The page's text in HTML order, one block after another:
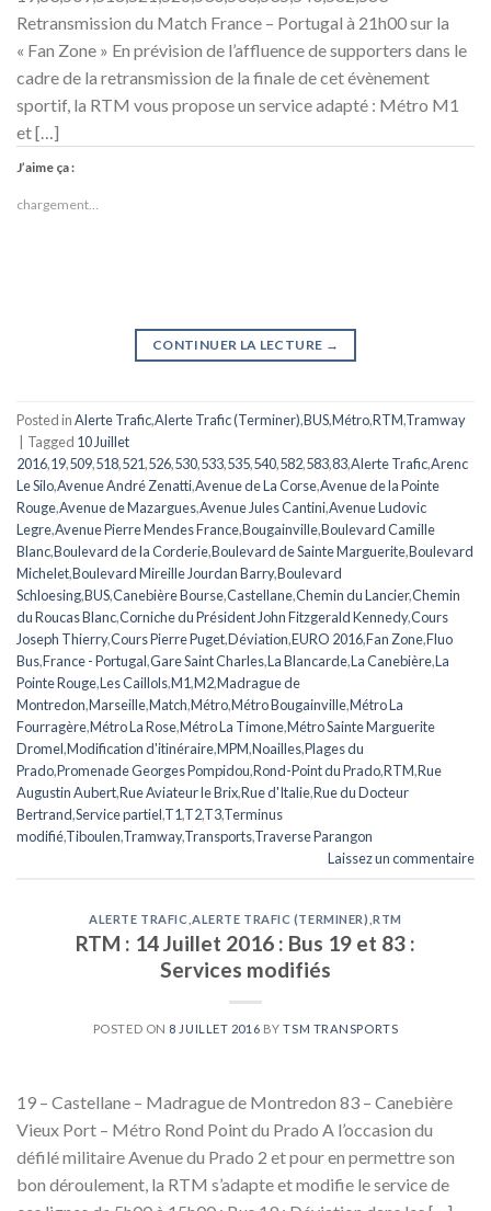
Retransmission du Match France – Portugal à 21h00 sur la
« Fan Zone » En prévision de l’affluence de supporters dans le
cadre de la retransmission de la finale de cet évènement
sportif, la RTM vous propose un service adapté : Métro M1
et […]
J’aime ça :
chargement…
CONTINUER LA LECTURE →
Posted inAlerte Trafic,Alerte Trafic (Terminer),BUS,Métro,RTM,Tramway
Tagged 10 Juillet
2016,19,509,518,521,526,530,533,535,540,582,583,83,Alerte Trafic,Arenc
Le Silo,Avenue André Zenatti,Avenue de La Corse,Avenue de la Pointe
Rouge,Avenue de Mazargues,Avenue Jules Cantini,Avenue Ludovic
Legre,Avenue Pierre Mendes France,Bougainville,Boulevard Camille
Blanc,Boulevard de la Corderie,Boulevard de Sainte Marguerite,Boulevard
Michelet,Boulevard Mireille Jourdan Barry,Boulevard
Schloesing,BUS,Canebière Bourse,Castellane,Chemin du Lancier,Chemin
du Roucas Blanc,Corniche du Président John Fitzgerald Kennedy,Cours
Joseph Thierry,Cours Pierre Puget,Déviation,EURO 2016,Fan Zone,Fluo
Bus,France - Portugal,Gare Saint Charles,La Blancarde,La Canebière,La
Pointe Rouge,Les Caillols,M1,M2,Madrague de
Montredon,Marseille,Match,Métro,Métro Bougainville,Métro La
Fourragère,Métro La Rose,Métro La Timone,Métro Sainte Marguerite
Dromel,Modification d'itinéraire,MPM,Noailles,Plages du
Prado,Promenade Georges Pompidou,Rond-Point du Prado,RTM,Rue
Augustin Aubert,Rue Aviateur le Brix,Rue d'Italie,Rue du Docteur
Bertrand,Service partiel,T1,T2,T3,Terminus
modifié,Tiboulen,Tramway,Transports,Traverse Parangon
Laissez un commentaire
ALERTE TRAFIC ,ALERTE TRAFIC (TERMINER) ,RTM
RTM : 14 Juillet 2016 : Bus 19 et 83 :
Services modifiés
POSTED ON 8 JUILLET 2016 BYTSM TRANSPORTS
19 – Castellane – Madrague de Montredon 83 – Canebière
Vieux Port – Métro Rond Point du Prado A l’occasion du
défilé militaire Avenue du Prado 2 et pour en permettre son
bon déroulement, la RTM s’adapte et modifie le service de